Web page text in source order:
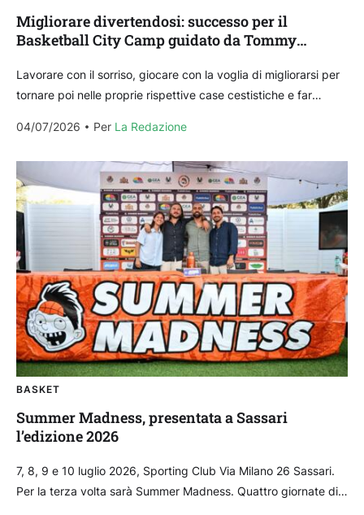
Migliorare divertendosi: successo per il
Basketball City Camp guidato da Tommy
Lavorare con il sorriso, giocare con la voglia di migliorarsi per
tornare poi nelle proprie rispettive case cestistiche e far
04/07/2026
Per La Redazione
BASKET
Summer Madness, presentata a Sassari
l’edizione 2026
7, 8, 9 e 10 luglio 2026, Sporting Club Via Milano 26 Sassari.
Per la terza volta sarà Summer Madness. Quattro giornate di